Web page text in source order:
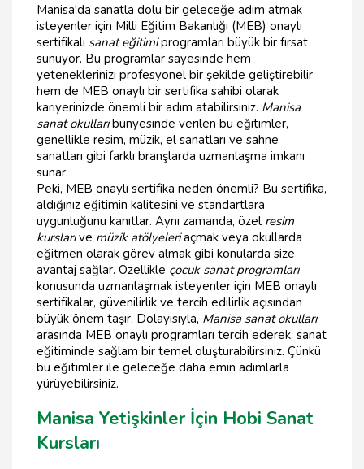
Manisa'da sanatla dolu bir geleceğe adım atmak
isteyenler için Milli Eğitim Bakanlığı (MEB) onaylı
sertifikalı sanat eğitimiprogramları büyük bir fırsat
sunuyor. Bu programlar sayesinde hem
yeteneklerinizi profesyonel bir şekilde geliştirebilir
hem de MEB onaylı bir sertifika sahibi olarak
kariyerinizde önemli bir adım atabilirsiniz. Manisa
sanat okullarıbünyesinde verilen bu eğitimler,
genellikle resim, müzik, el sanatları ve sahne
sanatları gibi farklı branşlarda uzmanlaşma imkanı
sunar.
Peki, MEB onaylı sertifika neden önemli? Bu sertifika,
aldığınız eğitimin kalitesini ve standartlara
uygunluğunu kanıtlar. Aynı zamanda, özel resim
kurslarıve müzik atölyeleriaçmak veya okullarda
eğitmen olarak görev almak gibi konularda size
avantaj sağlar. Özellikle çocuk sanat programları
konusunda uzmanlaşmak isteyenler için MEB onaylı
sertifikalar, güvenilirlik ve tercih edilirlik açısından
büyük önem taşır. Dolayısıyla, Manisa sanat okulları
arasında MEB onaylı programları tercih ederek, sanat
eğitiminde sağlam bir temel oluşturabilirsiniz. Çünkü
bu eğitimler ile geleceğe daha emin adımlarla
yürüyebilirsiniz.
Manisa Yetişkinler İçin Hobi Sanat
Kursları